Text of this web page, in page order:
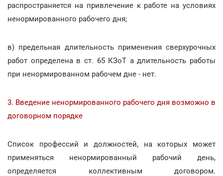
распространяется на привлечение к работе на условиях
ненормированного рабочего дня;
в) предельная длительность применения сверхурочных
работ определена в ст. 65 КЗоТ а длительность работы
при ненормированном рабочем дне - нет.
3. Введение ненормированного рабочего дня возможно в
договорном порядке
Список профессий и должностей, на которых может
применяться ненормированный рабочий день,
определяется коллективным договором.